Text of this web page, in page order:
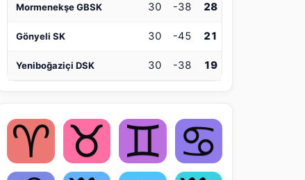
Mormenekşe GBSK 30 -38 28
Gönyeli SK 30 -45 21
Yeniboğaziçi DSK 30 -38 19
♈ ♉ ♊ ♋